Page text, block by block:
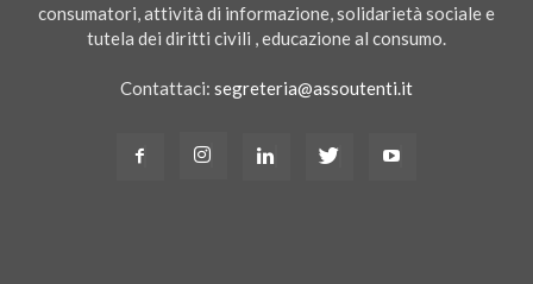
consumatori, attività di informazione, solidarietà sociale e
tutela dei diritti civili , educazione al consumo.
Contattaci: segreteria@assoutenti.it